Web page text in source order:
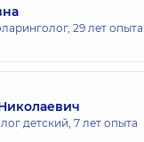
29 лет опыта
детский, 7 лет опыта